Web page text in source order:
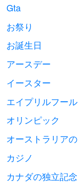
Gta
お祭り
お誕生日
アースデー
イースター
エイプリルフール
オリンピック
オーストラリア
カジノ
カナダの独立記